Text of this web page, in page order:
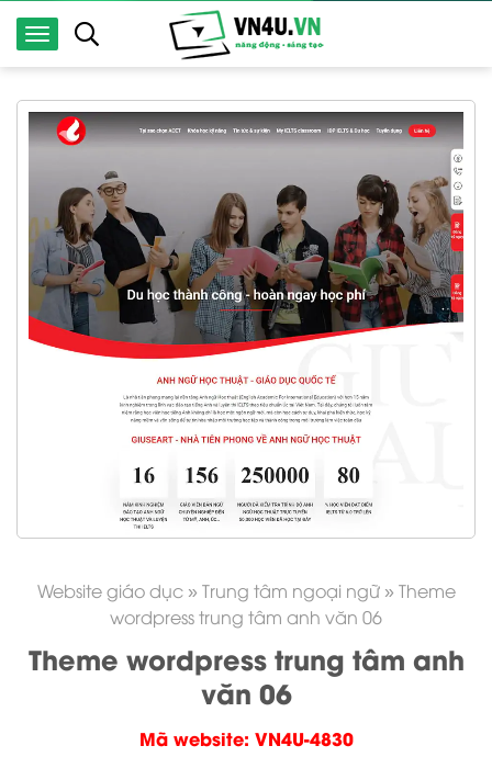
Website giáo dục» Trung tâm ngoại ngữ» Theme
wordpress trung tâm anh văn 06
Theme wordpress trung tâm anh
văn 06
Mã website: VN4U-4830